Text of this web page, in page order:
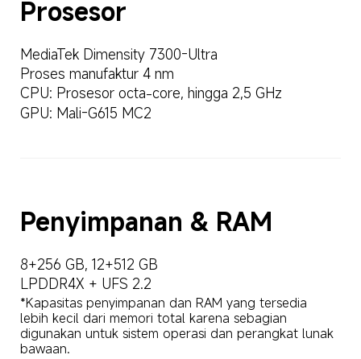
Prosesor
MediaTek Dimensity 7300-Ultra
Proses manufaktur 4 nm
CPU: Prosesor octa-core, hingga 2,5 GHz
GPU: Mali-G615 MC2
Penyimpanan & RAM
8+256 GB, 12+512 GB
LPDDR4X + UFS 2.2
*Kapasitas penyimpanan dan RAM yang tersedia
lebih kecil dari memori total karena sebagian
digunakan untuk sistem operasi dan perangkat lunak
bawaan.